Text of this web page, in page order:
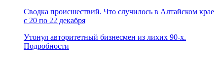
Сводка происшествий. Что случилось в Алтайском крае
с 20 по 22 декабря
Утонул авторитетный бизнесмен из лихих 90-х.
Подробности